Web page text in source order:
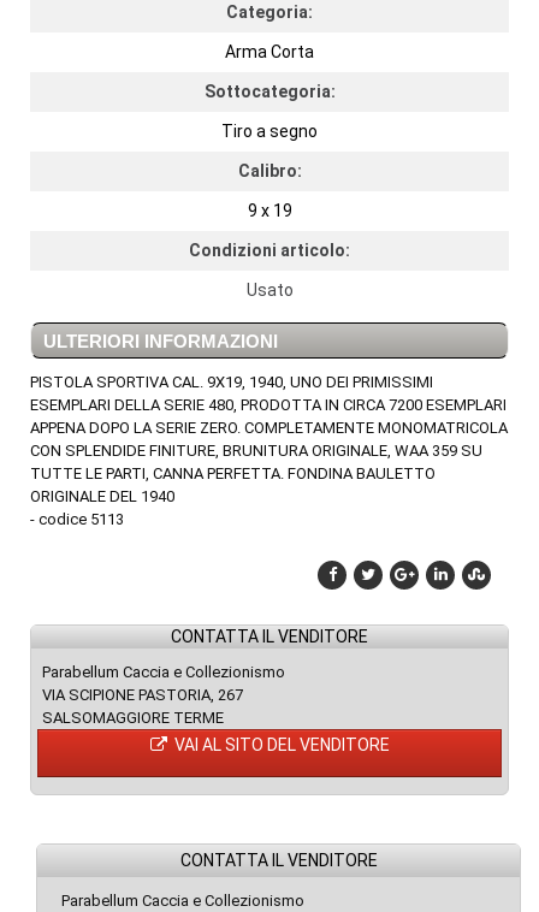
Categoria:
Arma Corta
Sottocategoria:
Tiro a segno
Calibro:
9 x 19
Condizioni articolo:
Usato
ULTERIORI INFORMAZIONI
PISTOLA SPORTIVA CAL. 9X19, 1940, UNO DEI PRIMISSIMI
ESEMPLARI DELLA SERIE 480, PRODOTTA IN CIRCA 7200 ESEMPLARI
APPENA DOPO LA SERIE ZERO. COMPLETAMENTE MONOMATRICOLA
CON SPLENDIDE FINITURE, BRUNITURA ORIGINALE, WAA 359 SU
TUTTE LE PARTI, CANNA PERFETTA. FONDINA BAULETTO
ORIGINALE DEL 1940
- codice 5113
CONTATTA IL VENDITORE
Parabellum Caccia e Collezionismo
VIA SCIPIONE PASTORIA, 267
SALSOMAGGIORE TERME
VAI AL SITO DEL VENDITORE
CONTATTA IL VENDITORE
Parabellum Caccia e Collezionismo